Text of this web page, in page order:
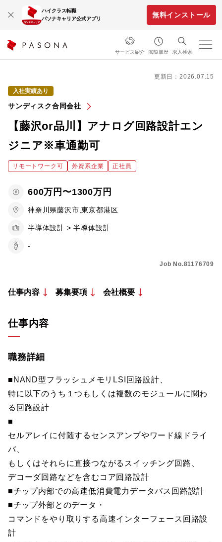
ハイクラス転職
パソナキャリア公式アプリ
無料インストール
サービス紹介 閲覧履歴 求人検索
更新日：2026.07.15
入社実績あり
サンディスク合同会社
【藤沢or品川】アナログ回路設計エン
ジニア※車通勤可
リモートワーク可 外資系企業 正社員
600万円〜1300万円
神奈川県藤沢市,東京都港区
半導体設計 > 半導体設計
-
Job No.81176709
仕事内容 募集要項 会社概要
仕事内容
職務詳細
■NAND型フラッシュメモリLSI回路設計、
特に以下のうち１つもしくは複数のモジュールに関わ
る回路設計
■
セルアレイに付随するセンスアンプやワード線ドライ
バ、
もしくはそれらに直接つながるスイッチング回路、
デコーダ回路などを含むコア回路設計
■チップ内部での高速低消費電力データパス回路設計
■チップ外部とのデータ・
コマンドをやり取りする高速インターフェース回路設
計